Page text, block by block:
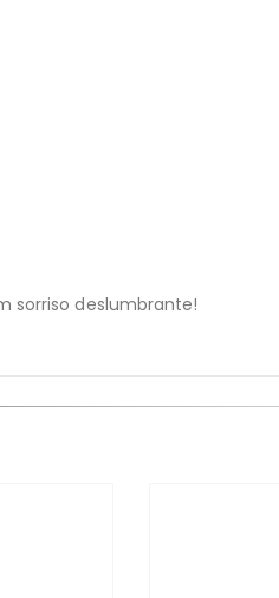
sorriso deslumbrante!